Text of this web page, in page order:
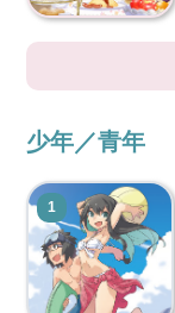
少年／青年
1